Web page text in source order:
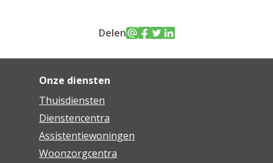
Delen
Onze diensten
Thuisdiensten
Dienstencentra
Assistentiewoningen
Woonzorgcentra